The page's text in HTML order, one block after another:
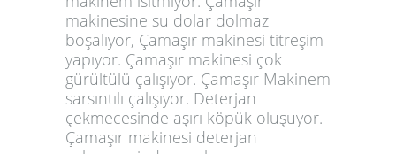
makinesine su dolar dolmaz
boşalıyor, Çamaşır makinesi titreşim
yapıyor. Çamaşır makinesi çok
gürültülü çalışıyor. Çamaşır Makinem
sarsıntılı çalışıyor. Deterjan
çekmecesinde aşırı köpük oluşuyor.
Çamaşır makinesi deterjan